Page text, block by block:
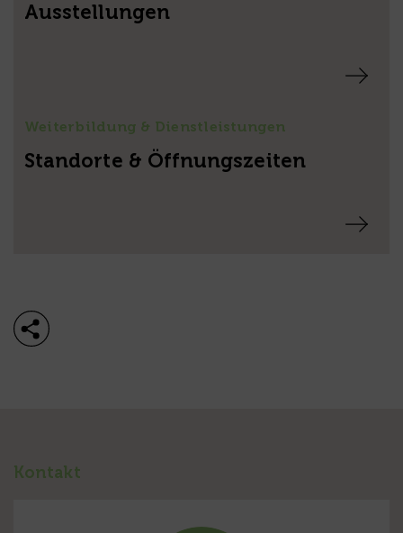
Ausstellungen
Weiterbildung & Dienstleistungen
Standorte & Öffnungszeiten
Kontakt